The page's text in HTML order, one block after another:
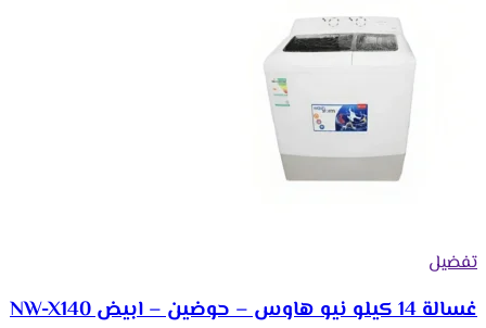
تفضيل
غسالة 14 كيلو نيو هاوس – حوضين – ابيض NW-X140